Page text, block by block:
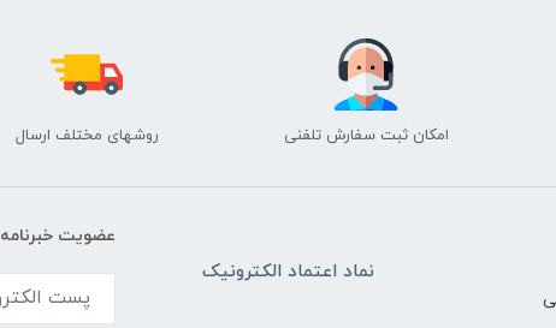
امکان ثبت سفارش تلفنی روشهای مختلف ارسال
نماد اعتماد الکترونیک
عضویت خبرنامه